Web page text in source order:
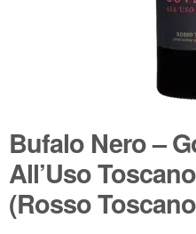
Bufalo Nero –
All’Uso Toscano
(Rosso